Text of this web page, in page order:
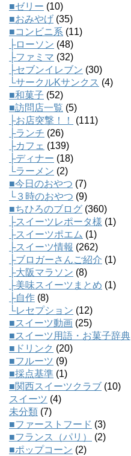
■ゼリー (10)
■おみやげ (35)
■コンビニ系 (11)
├ローソン (48)
├ファミマ (32)
├セブンイレブン (30)
└サークルKサンクス (4)
■和菓子 (52)
■訪問店一覧 (5)
├お店突撃！！
(111)
├ランチ (26)
├カフェ (139)
├ディナー (18)
└ラーメン (2)
■今日のおやつ (7)
└３時のおやつ (9)
■ちひろのブログ (360)
├スイーツレポータ様 (1)
├スイーツポエム (1)
├スイーツ情報 (262)
├ブロガーさんご紹介 (1)
├大阪マラソン (8)
├美味スイーツまとめ (1)
├自作 (8)
└レセプション (12)
■スイーツ動画 (25)
■スイーツ用語・お菓子辞典
■ドリンク (20)
■フルーツ (9)
■採点基準 (1)
■関西スイーツクラブ (10)
スイーツ (4)
未分類 (7)
■ファーストフード (3)
■フランス（パリ）
(2)
■ポップコーン (2)